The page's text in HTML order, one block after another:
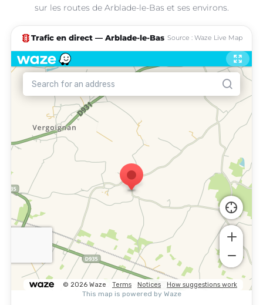
sur les routes de Arblade-le-Bas et ses environs.
traffic Trafic en direct — Arblade-le-Bas Source : Waze Live Map